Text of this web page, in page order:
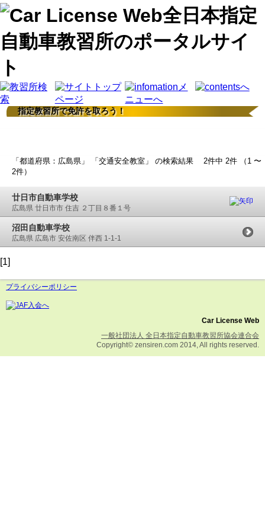
指定教習所で免許を取ろう！
「都道府県：広島県」 「交通安全教室」 の検索結果 2件中 2件 （1 〜
2件）
廿日市自動車学校
広島県 廿日市市 住吉 ２丁目８番１号
沼田自動車学校
広島県 広島市 安佐南区 伴西 1-1-1
[1]
プライバシーポリシー
Car License Web
一般社団法人 全日本指定自動車教習所協会連合会
Copyright© zensiren.com 2014, All rights reserved.